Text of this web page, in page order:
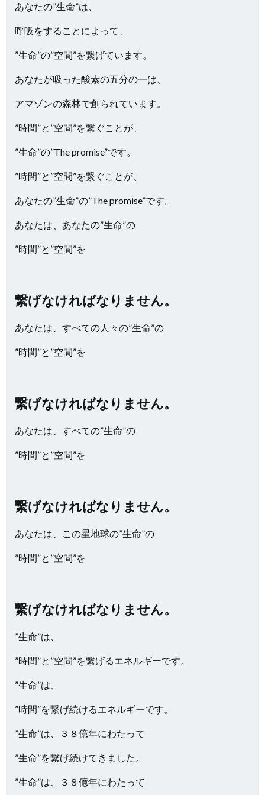
あなたの”生命”は、
呼吸をすることによって、
”生命”の”空間”を繋げています。
あなたが吸った酸素の五分の一は、
アマゾンの森林で創られています。
”時間”と”空間”を繋ぐことが、
”生命”の”The promise”です。
”時間”と”空間”を繋ぐことが、
あなたの”生命”の”The promise”です。
あなたは、あなたの”生命”の
”時間”と”空間”を
繋げなければなりません。
あなたは、すべての人々の”生命”の
”時間”と”空間”を
繋げなければなりません。
あなたは、すべての”生命”の
”時間”と”空間”を
繋げなければなりません。
あなたは、この星地球の”生命”の
”時間”と”空間”を
繋げなければなりません。
”生命”は、
”時間”と”空間”を繋げるエネルギーです。
”生命”は、
”時間”を繋げ続けるエネルギーです。
”生命”は、３８億年にわたって
”生命”を繋げ続けてきました。
”生命”は、３８億年にわたって